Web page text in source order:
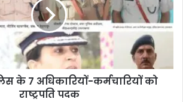
के 7 अधिकारियों-कर्मचारियों को
राष्ट्रपति पदक